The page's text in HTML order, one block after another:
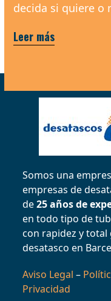
decida si quiere o
Leer más
Somos una
empresas de
de25 años de
en todo tipo de
con rapidez y total
desatasco en
Aviso Legal–
Privacidad